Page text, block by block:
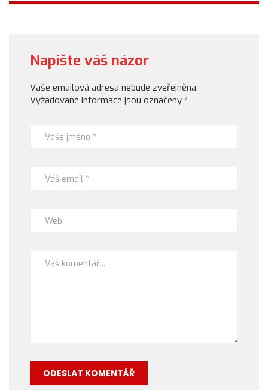
Napište váš názor
Vaše emailová adresa nebude zveřejněna.
Vyžadované informace jsou označeny *